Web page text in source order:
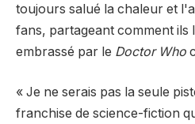
toujours salué la chaleur et
fans, partageant comment ils
embrassé par le Doctor Who
« Je ne serais pas la seule
franchise de science-fiction